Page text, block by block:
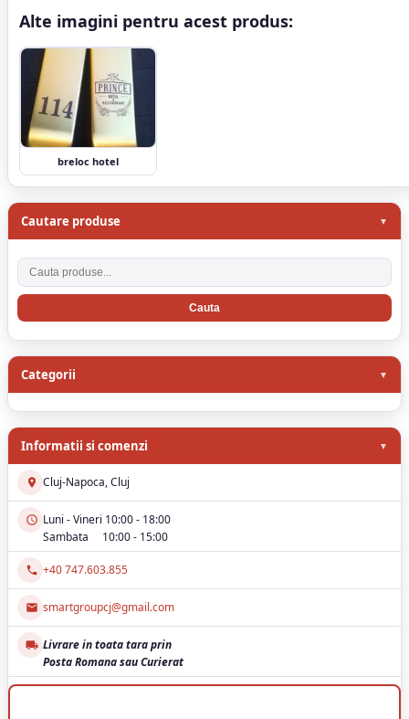
Cautare produse
Cauta produse
Categorii
Informatii si comenzi
Cluj-Napoca, Cluj
Luni - Vineri 10:00 - 18:00
Sambata 10:00 - 15:00
+40 747.603.855
smartgroupcj@gmail.com
Livrare in toata tara prin
Posta Romana sau Curierat
Alte imagini pentru acest produs:
breloc hotel